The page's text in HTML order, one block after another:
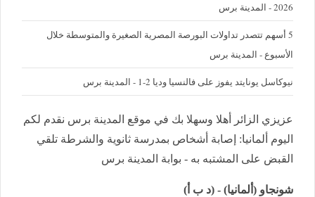
2026 - المدينة برس
5 أسهم تتصدر تداولات البورصة المصرية الصغيرة والمتوسطة خلال
الأسبوع - المدينة برس
نيوكاسل يونايتد يفوز على فالنسيا وديا 2-1 - المدينة برس
عزيزي الزائر أهلا وسهلا بك في موقع المدينة برس نقدم لكم
اليوم ألمانيا: إصابة أشخاص بمدرسة ثانوية والشرطة تلقي
القبض على المشتبه به - بوابة المدينة برس
شونجاو (ألمانيا) - (د ب أ)